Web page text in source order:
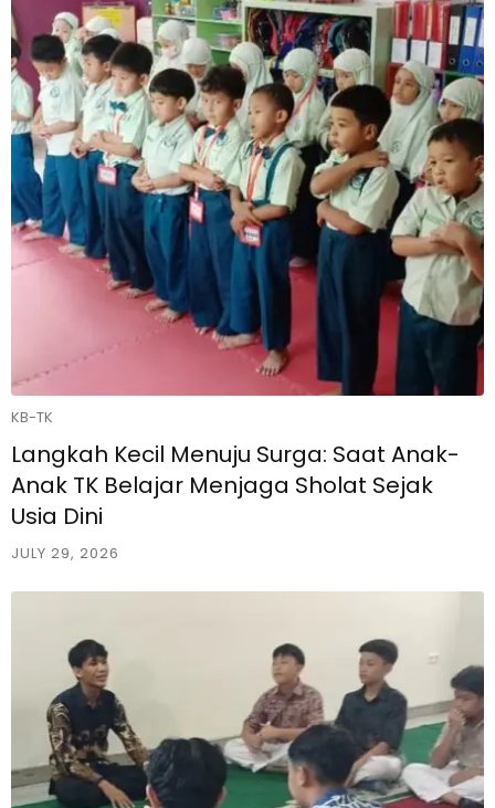
KB-TK
Langkah Kecil Menuju Surga: Saat Anak-
Anak TK Belajar Menjaga Sholat Sejak
Usia Dini
JULY 29, 2026